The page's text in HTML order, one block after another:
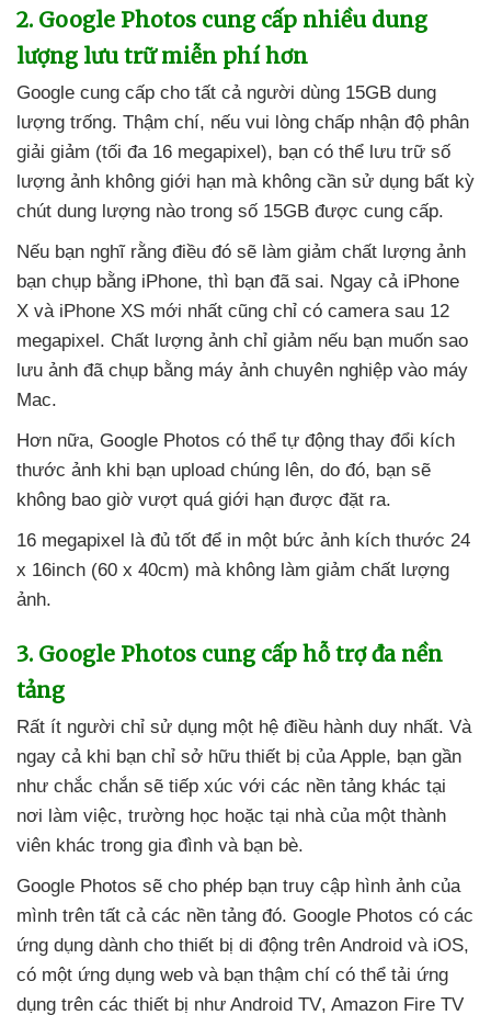
2. Google Photos cung cấp nhiều dung
lượng lưu trữ miễn phí hơn
Google cung cấp cho tất cả người dùng 15GB dung
lượng trống. Thậm chí, nếu vui lòng chấp nhận độ phân
giải giảm (tối đa 16 megapixel), bạn có thể lưu trữ số
lượng ảnh không giới hạn mà không cần sử dụng bất kỳ
chút dung lượng nào trong số 15GB được cung cấp.
Nếu bạn nghĩ rằng điều đó sẽ làm giảm chất lượng ảnh
bạn chụp bằng iPhone, thì bạn đã sai. Ngay cả iPhone
X và iPhone XS mới nhất cũng chỉ có camera sau 12
megapixel . Chất lượng ảnh chỉ giảm nếu bạn muốn sao
lưu ảnh đã chụp bằng máy ảnh chuyên nghiệp vào máy
Mac.
Hơn nữa, Google Photos có thể tự động thay đổi kích
thước ảnh khi bạn upload chúng lên, do đó, bạn sẽ
không bao giờ vượt quá giới hạn được đặt ra.
16 megapixel là đủ tốt để in một bức ảnh kích thước 24
x 16inch (60 x 40cm) mà không làm giảm chất lượng
ảnh.
3. Google Photos cung cấp hỗ trợ đa nền
tảng
Rất ít người chỉ sử dụng một hệ điều hành duy nhất. Và
ngay cả khi bạn chỉ sở hữu thiết bị của Apple, bạn gần
như chắc chắn sẽ tiếp xúc với các nền tảng khác tại
nơi làm việc, trường học hoặc tại nhà của một thành
viên khác trong gia đình và bạn bè.
Google Photos sẽ cho phép bạn truy cập hình ảnh của
mình trên tất cả các nền tảng đó. Google Photos có các
ứng dụng dành cho thiết bị di động trên Android và iOS,
có một ứng dụng web và bạn thậm chí có thể tải ứng
dụng trên các thiết bị như Android TV, Amazon Fire TV